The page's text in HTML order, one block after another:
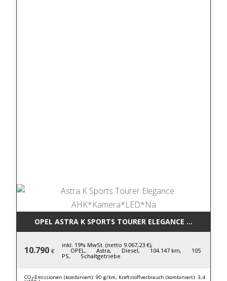
OPEL ASTRA K SPORTS TOURER ELEGANCE
10.790 €
inkl. 19% MwSt. (netto 9.067,23 €),
OPEL, Astra, Diesel, 104.147 km, 105
PS, Schaltgetriebe
CO₂-Emissionen (kombiniert): 90 g/km, Kraftstoffverbrauch (kombiniert): 3,4